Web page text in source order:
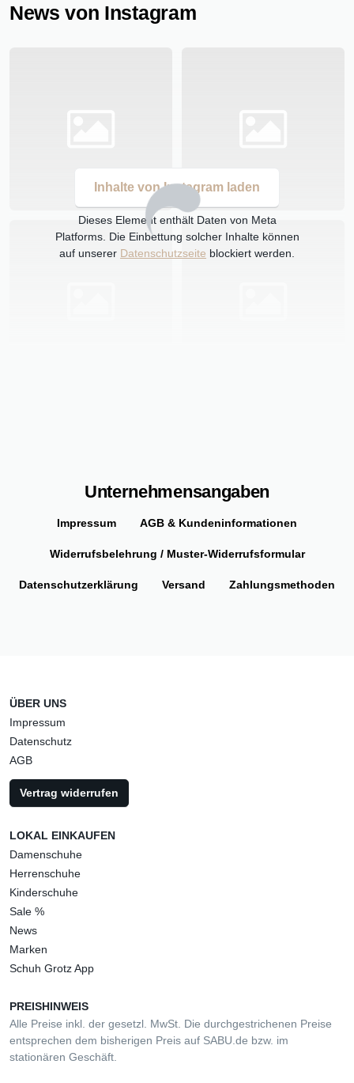
News von Instagram
Inhalte von Instagram laden
Dieses Element enthält Daten von Meta
Platforms. Die Einbettung solcher Inhalte können
auf unserer Datenschutzseite blockiert werden.
Unternehmensangaben
Impressum AGB & Kundeninformationen
Widerrufsbelehrung / Muster-Widerrufsformular
Datenschutzerklärung Versand Zahlungsmethoden
ÜBER UNS
Impressum
Datenschutz
AGB
Vertrag widerrufen
LOKAL EINKAUFEN
Damenschuhe
Herrenschuhe
Kinderschuhe
Sale %
News
Marken
Schuh Grotz App
PREISHINWEIS
Alle Preise inkl. der gesetzl. MwSt. Die durchgestrichenen Preise
entsprechen dem bisherigen Preis auf SABU.de bzw. im
stationären Geschäft.